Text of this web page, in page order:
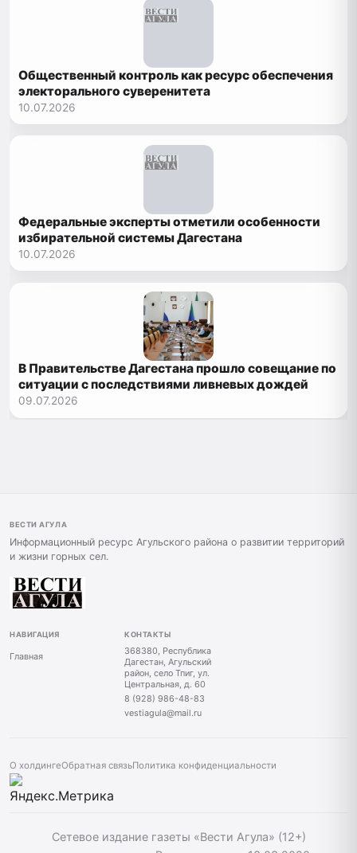
Общественный контроль как ресурс обеспечения
электорального суверенитета
10.07.2026
Федеральные эксперты отметили особенности
избирательной системы Дагестана
10.07.2026
В Правительстве Дагестана прошло совещание по
ситуации с последствиями ливневых дождей
09.07.2026
ВЕСТИ АГУЛА
Информационный ресурс Агульского района о развитии территорий
и жизни горных сел.
НАВИГАЦИЯ
Главная
КОНТАКТЫ
368380, Республика
Дагестан, Агульский
район, село Тпиг, ул.
Центральная, д. 60
8 (928) 986-48-83
vestiagula@mail.ru
О холдингеОбратная связьПолитика конфиденциальности
Сетевое издание газеты «Вести Агула» (12+)